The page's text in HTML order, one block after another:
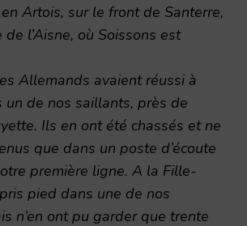
Artois, sur le front de Santerre,
l’Aisne, où Soissons est
Allemands avaient réussi à
un de nos saillants, près de
Ils en ont été chassés et ne
que dans un poste d’écoute
première ligne. A la Fille-
pied dans une de nos
n’en ont pu garder que trente